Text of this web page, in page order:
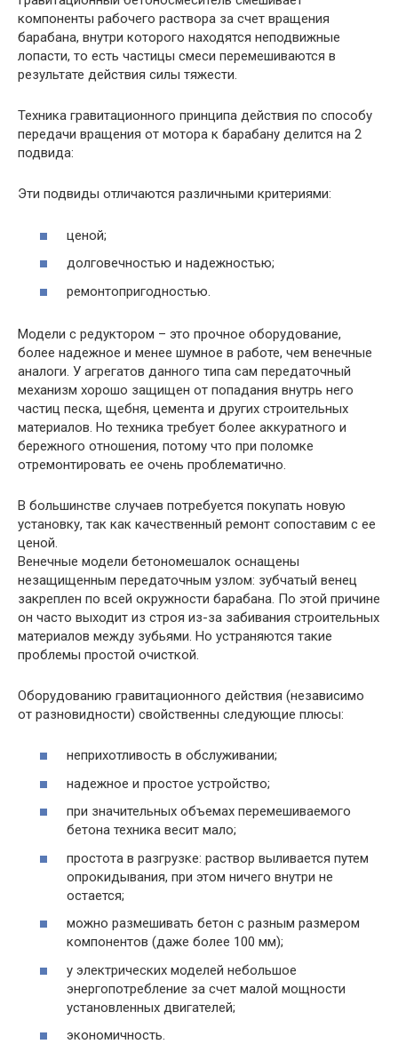
компоненты рабочего раствора за счет вращения
барабана, внутри которого находятся неподвижные
лопасти, то есть частицы смеси перемешиваются в
результате действия силы тяжести.
Техника гравитационного принципа действия по способу
передачи вращения от мотора к барабану делится на 2
подвида:
Эти подвиды отличаются различными критериями:
ценой;
долговечностью и надежностью;
ремонтопригодностью.
Модели с редуктором – это прочное оборудование,
более надежное и менее шумное в работе, чем венечные
аналоги. У агрегатов данного типа сам передаточный
механизм хорошо защищен от попадания внутрь него
частиц песка, щебня, цемента и других строительных
материалов. Но техника требует более аккуратного и
бережного отношения, потому что при поломке
отремонтировать ее очень проблематично.
В большинстве случаев потребуется покупать новую
установку, так как качественный ремонт сопоставим с ее
ценой.
Венечные модели бетономешалок оснащены
незащищенным передаточным узлом: зубчатый венец
закреплен по всей окружности барабана. По этой причине
он часто выходит из строя из-за забивания строительных
материалов между зубьями. Но устраняются такие
проблемы простой очисткой.
Оборудованию гравитационного действия (независимо
от разновидности) свойственны следующие плюсы:
неприхотливость в обслуживании;
надежное и простое устройство;
при значительных объемах перемешиваемого
бетона техника весит мало;
простота в разгрузке: раствор выливается путем
опрокидывания, при этом ничего внутри не
остается;
можно размешивать бетон с разным размером
компонентов (даже более 100 мм);
у электрических моделей небольшое
энергопотребление за счет малой мощности
установленных двигателей;
экономичность.